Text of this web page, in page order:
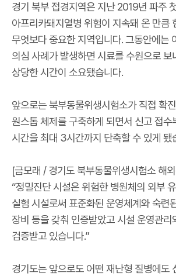
경기 북부 접경지역은 지난 2019년 파주
아프리카돼지열병 위험이 지속돼 온 만큼
무엇보다 중요한 지역입니다. 그동안에는
의심 사례가 발생하면 시료를 수원으로 보
상당한 시간이 소요됐습니다.
앞으로는 북부동물위생시험소가 직접 확
원스톱 체제를 구축하게 되면서 신고 접수
시간을 최대 3시간까지 단축할 수 있게 됐
[금모래 / 경기도 북부동물위생시험소 해
“정밀진단 시설은 위험한 병원체의 외부
실험 시설로써 표준화된 운영체계와 숙련
장비 등을 갖춰 인증받았고 시설 운영관리
검증받고 있습니다.”
경기도는 앞으로도 어떤 재난형 질병에도